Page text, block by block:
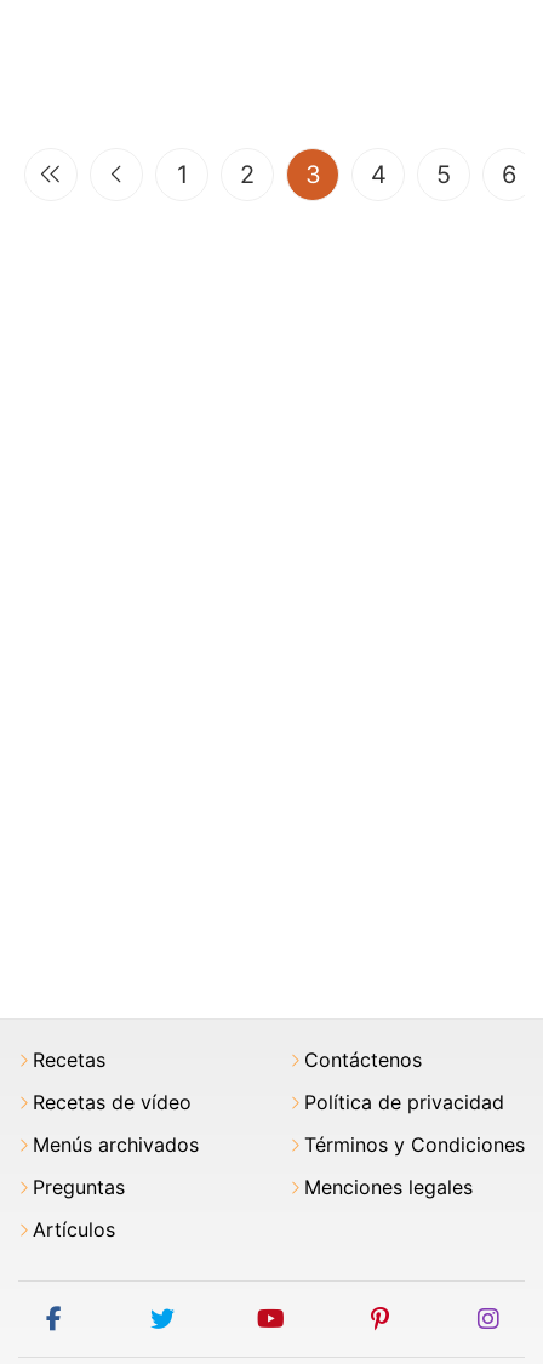
1 2 3(current)
4 5 6
Recetas
Recetas de vídeo
Menús archivados
Preguntas
Artículos
Contáctenos
Política de privacidad
Términos y Condiciones
Menciones legales
facebook twitter youtube pinterest